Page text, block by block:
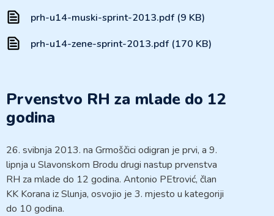
prh-u14-muski-sprint-2013.pdf (9 KB)
prh-u14-zene-sprint-2013.pdf (170 KB)
Prvenstvo RH za mlade do 12
godina
26. svibnja 2013. na Grmoščici odigran je prvi, a 9.
lipnja u Slavonskom Brodu drugi nastup prvenstva
RH za mlade do 12 godina. Antonio PEtrović, član
KK Korana iz Slunja, osvojio je 3. mjesto u kategoriji
do 10 godina.